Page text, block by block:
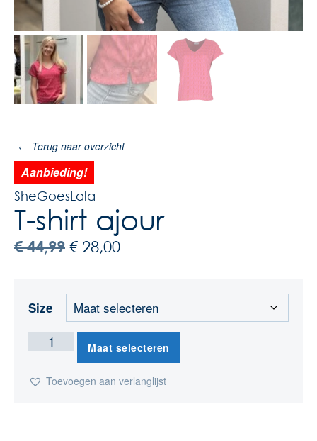
‹ Terug naar overzicht
Aanbieding!
SheGoesLala
T-shirt ajour
€44,99 € 28,00
Size
Maat selecteren
Toevoegen aan verlanglijst